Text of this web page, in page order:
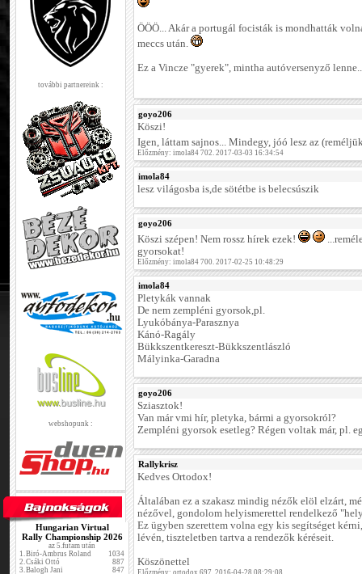
további partnereink :
webshopunk :
Hungarian Virtual
Rally Championship 2026
az 5.futam után
1.Biró-Ambrus Roland
1034
2.Csáki Ottó
887
3.Balogh Jani
847
ÖÖÖ... Akár a portugál focisták is mondhatták
meccs után.
Ez a Vincze "gyerek", mintha autóversenyző
goyo206
Köszi!
Igen, láttam sajnos... Mindegy, jóó lesz az
Előzmény: imola84 702. 2017-03-03 16:34:54
imola84
lesz világosba is,de sötétbe is belecsúszik
goyo206
Köszi szépen! Nem rossz hírek ezek!
gyorsokat!
Előzmény: imola84 700. 2017-02-25 10:48:29
imola84
Pletykák vannak
De nem zempléni gyorsok,pl.
Lyukóbánya-Parasznya
Kánó-Ragály
Bükkszentkereszt-Bükkszentlászló
Mályinka-Garadna
goyo206
Sziasztok!
Van már vmi hír, pletyka, bármi a gyorsokról?
Zempléni gyorsok esetleg? Régen voltak már, pl.
Rallykrisz
Kedves Ortodox!
Általában ez a szakasz mindig nézők elöl elzárt,
nézővel, gondolom helyismerettel rendelkező
Ez ügyben szerettem volna egy kis segítséget
lévén, tiszteletben tartva a rendezők kéréseit.
Köszönettel